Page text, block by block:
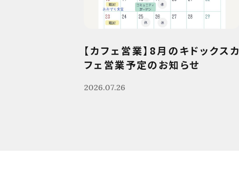
【カフェ営業】8月のキドックスカ
フェ営業予定のお知らせ
2026.07.26